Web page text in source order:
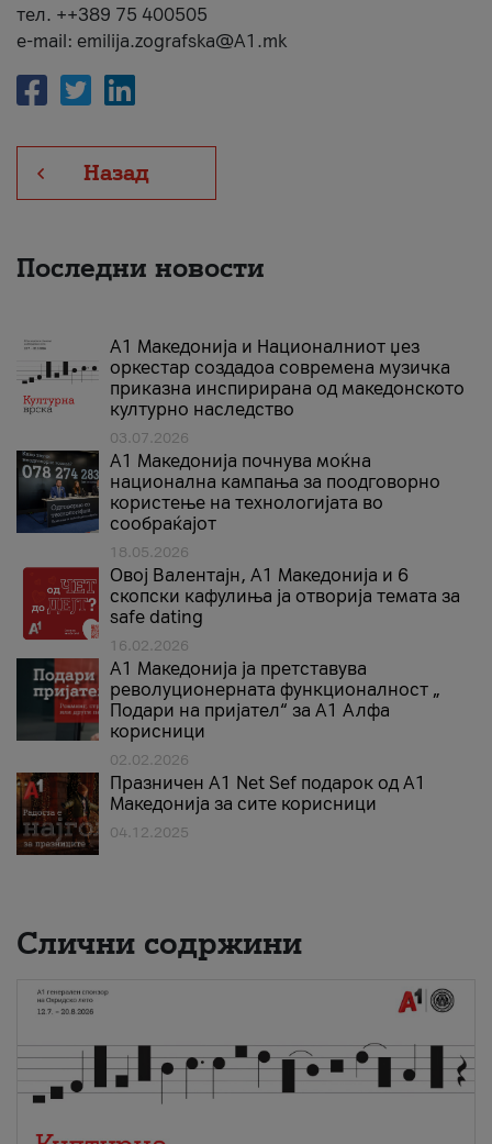
тел. ++389 75 400505
e-mail: emilija.zografska@A1.mk
Назад
Последни новости
А1 Македонија и Националниот џез
оркестар создадоа современа музичка
приказна инспирирана од македонското
културно наследство
03.07.2026
A1 Македонија почнува моќна
национална кампања за поодговорно
користење на технологијата во
сообраќајот
18.05.2026
Овој Валентајн, A1 Македонија и 6
скопски кафулиња ја отворија темата за
safe dating
16.02.2026
А1 Македонија ја претставува
револуционерната функционалност „
Подари на пријател“ за А1 Алфа
корисници
02.02.2026
Празничен A1 Net Sеf подарок од А1
Македонија за сите корисници
04.12.2025
Слични содржини